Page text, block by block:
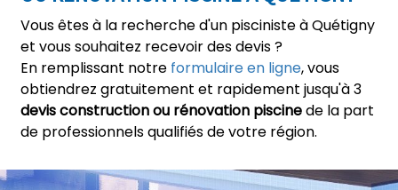
Vous êtes à la recherche d'un pisciniste à Quétigny
et vous souhaitez recevoir des devis ?
En remplissant notre formulaire en ligne, vous
obtiendrez gratuitement et rapidement jusqu'à 3
devis construction ou rénovation piscinede la part
de professionnels qualifiés de votre région.